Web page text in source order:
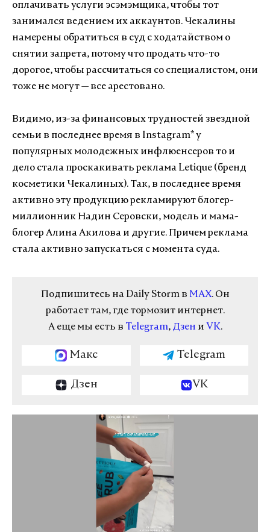
оплачивать услуги эсэмэмщика, чтобы тот
занимался ведением их аккаунтов. Чекалины
намерены обратиться в суд с ходатайством о
снятии запрета, потому что продать что-то
дорогое, чтобы рассчитаться со специалистом, они
тоже не могут — все арестовано.
Видимо, из-за финансовых трудностей звездной
семьи в последнее время в Instagram* у
популярных молодежных инфлюенсеров то и
дело стала проскакивать реклама Letique (бренд
косметики Чекалиных). Так, в последнее время
активно эту продукцию рекламируют блогер-
миллионник Надин Серовски, модель и мама-
блогер Алина Акилова и другие. Причем реклама
стала активно запускаться с момента суда.
Подпишитесь на Daily Storm в MAX. Он
работает там, где тормозит интернет.
А еще мы есть в Telegram, Дзен и VK.
Макс Telegram
Дзен VK